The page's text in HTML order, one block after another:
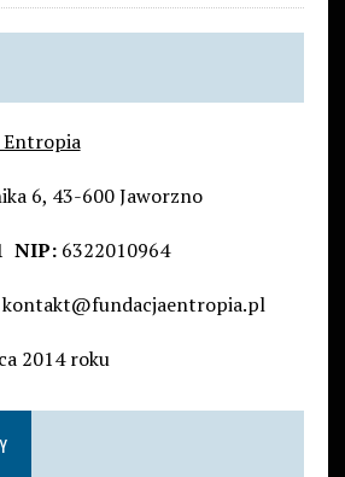
6, 43-600 Jaworzno
NIP: 6322010964
2014 roku